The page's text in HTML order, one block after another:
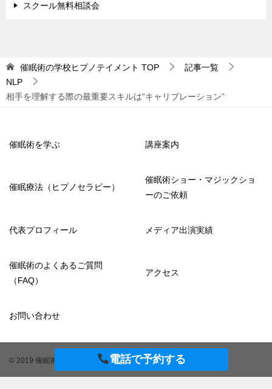
スクール無料相談会
催眠術の学校ヒプノテイメント TOP
記事一覧
NLP
相手を理解する際の最重要スキルは“キャリブレーション”
電話で予約する
催眠術を学ぶ 講座案内
催眠療法（ヒプノセラピー）
催眠術ショー・マジックショ
ーのご依頼
代表プロフィール メディア出演実績
催眠術のよくあるご質問
（FAQ）
アクセス
お問い合わせ
© 2019 催眠術の学校ヒプノテイメント